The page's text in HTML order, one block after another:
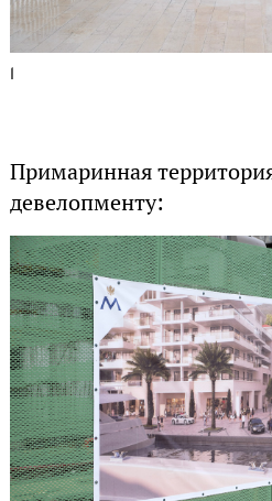
1
Примаринная
девелопменту: